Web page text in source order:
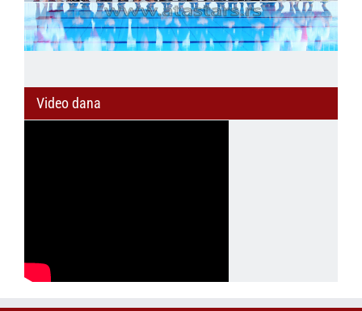
Video dana